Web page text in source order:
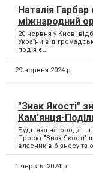
Наталія
міжнародний
20 червня у Києві
України від
подія є...
29 червня 2024 р.
"Знак Якості"
Кам'янця-
Будь-яка нагорода –
Проєкт "Знак Якості"
власників бізнесу
1 червня 2024 р.